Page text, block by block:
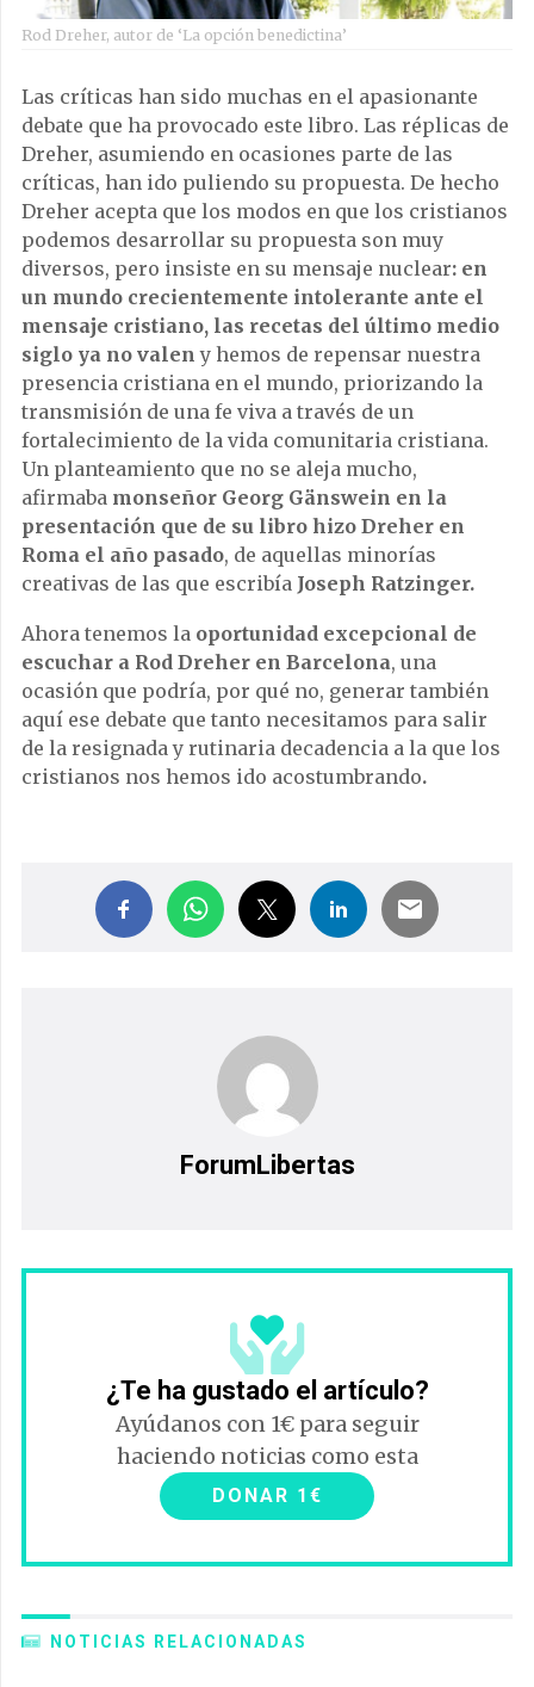
Rod Dreher, autor de ‘La opción benedictina’
Las críticas han sido muchas en el apasionante
debate que ha provocado este libro. Las réplicas de
Dreher, asumiendo en ocasiones parte de las
críticas, han ido puliendo su propuesta. De hecho
Dreher acepta que los modos en que los cristianos
podemos desarrollar su propuesta son muy
diversos, pero insiste en su mensaje nuclear: en
un mundo crecientemente intolerante ante el
mensaje cristiano, las recetas del último medio
siglo ya no valen y hemos de repensar nuestra
presencia cristiana en el mundo, priorizando la
transmisión de una fe viva a través de un
fortalecimiento de la vida comunitaria cristiana.
Un planteamiento que no se aleja mucho,
afirmaba monseñor Georg Gänswein en la
presentación que de su libro hizo Dreher en
Roma el año pasado, de aquellas minorías
creativas de las que escribía Joseph Ratzinger.
Ahora tenemos la oportunidad excepcional de
escuchar a Rod Dreher en Barcelona, una
ocasión que podría, por qué no, generar también
aquí ese debate que tanto necesitamos para salir
de la resignada y rutinaria decadencia a la que los
cristianos nos hemos ido acostumbrando.
ForumLibertas
¿Te ha gustado el artículo?
Ayúdanos con 1€ para seguir
haciendo noticias como esta
DONAR 1€
NOTICIAS RELACIONADAS